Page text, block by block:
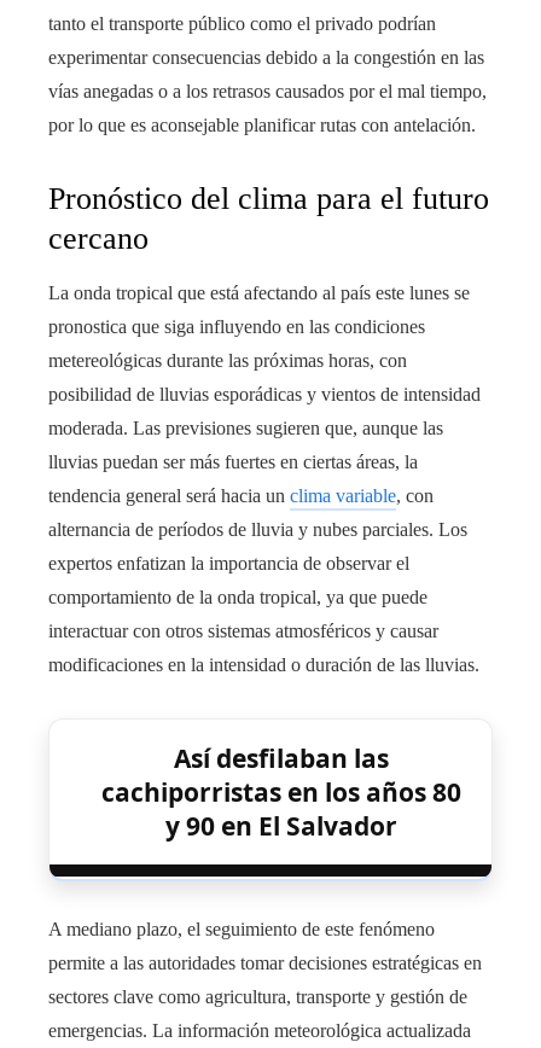
tanto el transporte público como el privado podrían
experimentar consecuencias debido a la congestión en las
vías anegadas o a los retrasos causados por el mal tiempo,
por lo que es aconsejable planificar rutas con antelación.
Pronóstico del clima para el futuro
cercano
La onda tropical que está afectando al país este lunes se
pronostica que siga influyendo en las condiciones
metereológicas durante las próximas horas, con
posibilidad de lluvias esporádicas y vientos de intensidad
moderada. Las previsiones sugieren que, aunque las
lluvias puedan ser más fuertes en ciertas áreas, la
tendencia general será hacia un clima variable, con
alternancia de períodos de lluvia y nubes parciales. Los
expertos enfatizan la importancia de observar el
comportamiento de la onda tropical, ya que puede
interactuar con otros sistemas atmosféricos y causar
modificaciones en la intensidad o duración de las lluvias.
Así desfilaban las
cachiporristas en los años 80
y 90 en El Salvador
A mediano plazo, el seguimiento de este fenómeno
permite a las autoridades tomar decisiones estratégicas en
sectores clave como agricultura, transporte y gestión de
emergencias. La información meteorológica actualizada